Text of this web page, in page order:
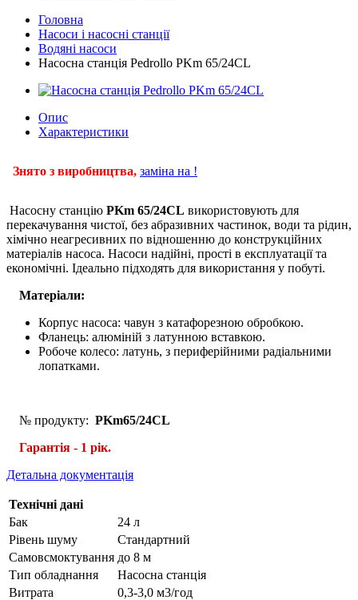
Головна
Насоси і насосні станції
Водяні насоси
Насосна станція Pedrollo PKm 65/24CL
Опис
Характеристики
Знято з виробництва, заміна на !
Насосну станцію PKm 65/24CL використовують для
перекачування чистої, без абразивних частинок, води та рідин,
хімічно неагресивних по відношенню до конструкційних
матеріалів насоса. Насоси надійні, прості в експлуатації та
економічні. Ідеально підходять для використання у побуті.
Матеріали:
Корпус насоса: чавун з катафорезною обробкою.
Фланець: алюміній з латунною вставкою.
Робоче колесо: латунь, з периферійними радіальними
лопатками.
№ продукту: PKm65/24CL
Гарантія - 1 рік.
Детальна документація
Технічні дані
Бак
24 л
Рівень шуму
Стандартний
Самовсмоктування до 8 м
Тип обладнання
Насосна станція
Витрата
0,3-3,0 м3/год